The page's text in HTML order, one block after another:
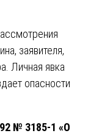
заявителя,
Личная явка
опасности
№ 3185-1 «О